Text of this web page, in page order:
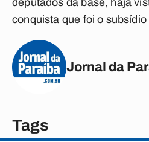
deputados da base, haja
conquista que foi o subsídio
Jornal da
Tags